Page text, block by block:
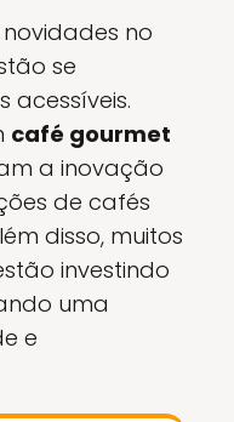
no
se
acessíveis.
café gourmet
a inovação
de cafés
disso, muitos
investindo
uma
e